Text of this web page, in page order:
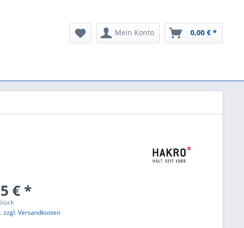
Mein Konto 0,00 € *
€ *
zzgl. Versandkosten